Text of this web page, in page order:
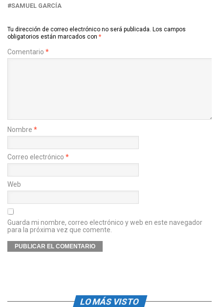
SAMUEL GARCÍA
Tu dirección de correo electrónico no será publicada. Los campos
obligatorios están marcados con *
Comentario *
Nombre *
Correo electrónico *
Web
Guarda mi nombre, correo electrónico y web en este navegador
para la próxima vez que comente.
LO MÁS VISTO